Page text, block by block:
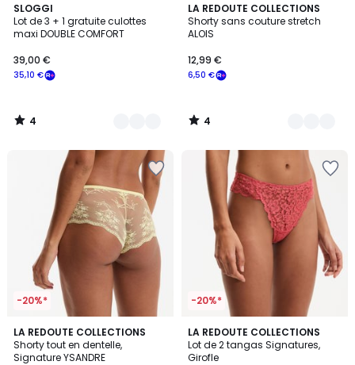
SLOGGI
Lot de 3 + 1 gratuite culottes
maxi DOUBLE COMFORT
35,10 €
39,00 €
4
/
5
2
Couleurs
4
/
LA REDOUTE COLLECTIONS
Shorty sans couture stretch
ALOIS
6,50 €
12,99 €
4
/
5
3
Couleurs
4
/
-20%*
LA REDOUTE COLLECTIONS
Shorty tout en dentelle,
Signature YSANDRE
4,5
/ 5
2
Couleurs
-20%*
LA REDOUTE COLLECTIONS
Lot de 2 tangas Signatures,
Girofle
4,5
/ 5
2
Couleurs